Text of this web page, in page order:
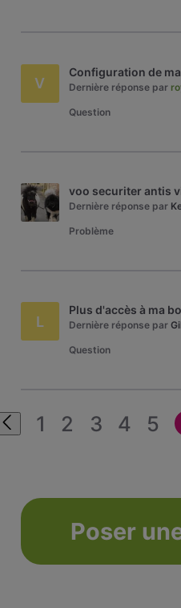
V
Configuration de
Dernière réponse par
Question
voo securiter antis
Dernière réponse par
Problème
L
Plus d'accès à ma
Dernière réponse par
Question
1 2 3 4 5
Poser